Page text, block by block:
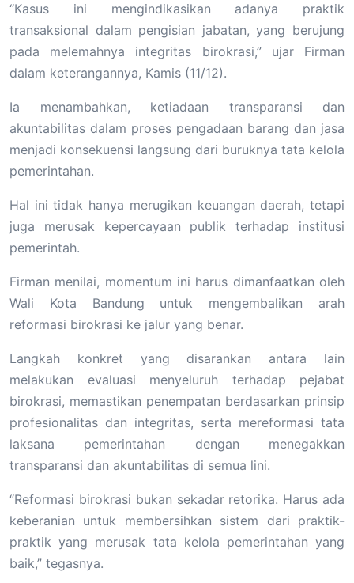
“Kasus ini mengindikasikan adanya praktik
transaksional dalam pengisian jabatan, yang berujung
pada melemahnya integritas birokrasi,” ujar Firman
dalam keterangannya, Kamis (11/12).
Ia menambahkan, ketiadaan transparansi dan
akuntabilitas dalam proses pengadaan barang dan jasa
menjadi konsekuensi langsung dari buruknya tata kelola
pemerintahan.
Hal ini tidak hanya merugikan keuangan daerah, tetapi
juga merusak kepercayaan publik terhadap institusi
pemerintah.
Firman menilai, momentum ini harus dimanfaatkan oleh
Wali Kota Bandung untuk mengembalikan arah
reformasi birokrasi ke jalur yang benar.
Langkah konkret yang disarankan antara lain
melakukan evaluasi menyeluruh terhadap pejabat
birokrasi, memastikan penempatan berdasarkan prinsip
profesionalitas dan integritas, serta mereformasi tata
laksana pemerintahan dengan menegakkan
transparansi dan akuntabilitas di semua lini.
“Reformasi birokrasi bukan sekadar retorika. Harus ada
keberanian untuk membersihkan sistem dari praktik-
praktik yang merusak tata kelola pemerintahan yang
baik,” tegasnya.